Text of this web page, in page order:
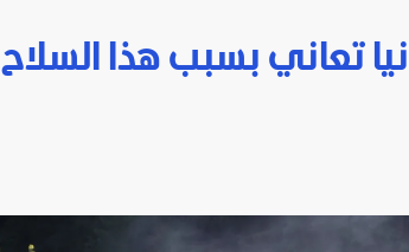
تعاني بسبب هذا السلاح